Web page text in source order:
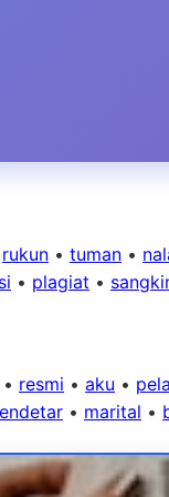
rukun • tuman •
• plagiat •
• resmi • aku •
• marital •